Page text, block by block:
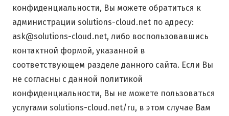
конфиденциальности, Вы можете обратиться к
администрации solutions-cloud.net по адресу:
ask@solutions-cloud.net, либо воспользовавшись
контактной формой, указанной в
соответствующем разделе данного сайта. Если Вы
не согласны с данной политикой
конфиденциальности, Вы не можете пользоваться
услугами solutions-cloud.net/ru, в этом случае Вам